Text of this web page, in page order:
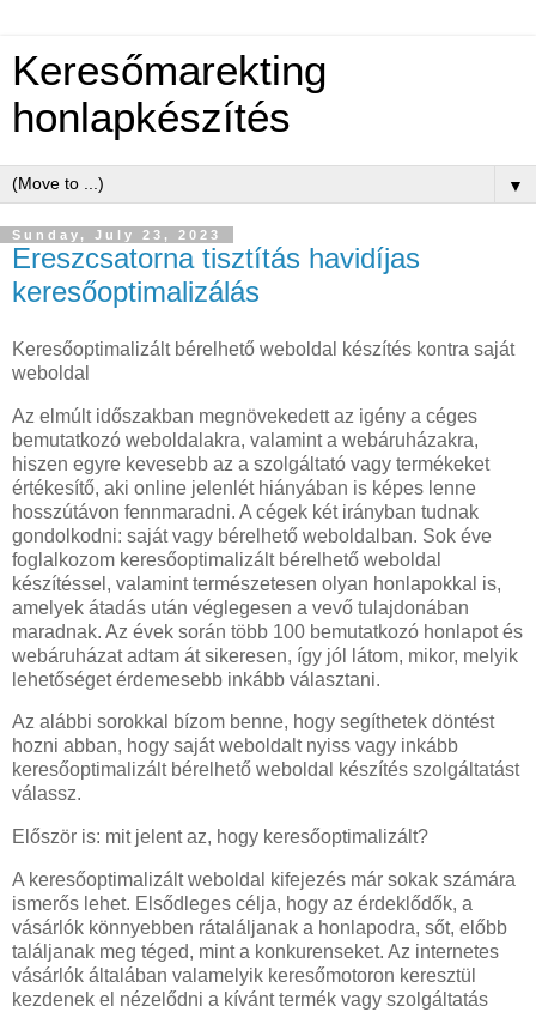
Keresőmarekting
honlapkészítés
▼
Sunday, July 23, 2023
Ereszcsatorna tisztítás havidíjas
keresőoptimalizálás
Keresőoptimalizált bérelhető weboldal készítés kontra saját
weboldal
Az elmúlt időszakban megnövekedett az igény a céges
bemutatkozó weboldalakra, valamint a webáruházakra,
hiszen egyre kevesebb az a szolgáltató vagy termékeket
értékesítő, aki online jelenlét hiányában is képes lenne
hosszútávon fennmaradni. A cégek két irányban tudnak
gondolkodni: saját vagy bérelhető weboldalban. Sok éve
foglalkozom keresőoptimalizált bérelhető weboldal
készítéssel, valamint természetesen olyan honlapokkal is,
amelyek átadás után véglegesen a vevő tulajdonában
maradnak. Az évek során több 100 bemutatkozó honlapot és
webáruházat adtam át sikeresen, így jól látom, mikor, melyik
lehetőséget érdemesebb inkább választani.
Az alábbi sorokkal bízom benne, hogy segíthetek döntést
hozni abban, hogy saját weboldalt nyiss vagy inkább
keresőoptimalizált bérelhető weboldal készítés szolgáltatást
válassz.
Először is: mit jelent az, hogy keresőoptimalizált?
A keresőoptimalizált weboldal kifejezés már sokak számára
ismerős lehet. Elsődleges célja, hogy az érdeklődők, a
vásárlók könnyebben rátaláljanak a honlapodra, sőt, előbb
találjanak meg téged, mint a konkurenseket. Az internetes
vásárlók általában valamelyik keresőmotoron keresztül
kezdenek el nézelődni a kívánt termék vagy szolgáltatás